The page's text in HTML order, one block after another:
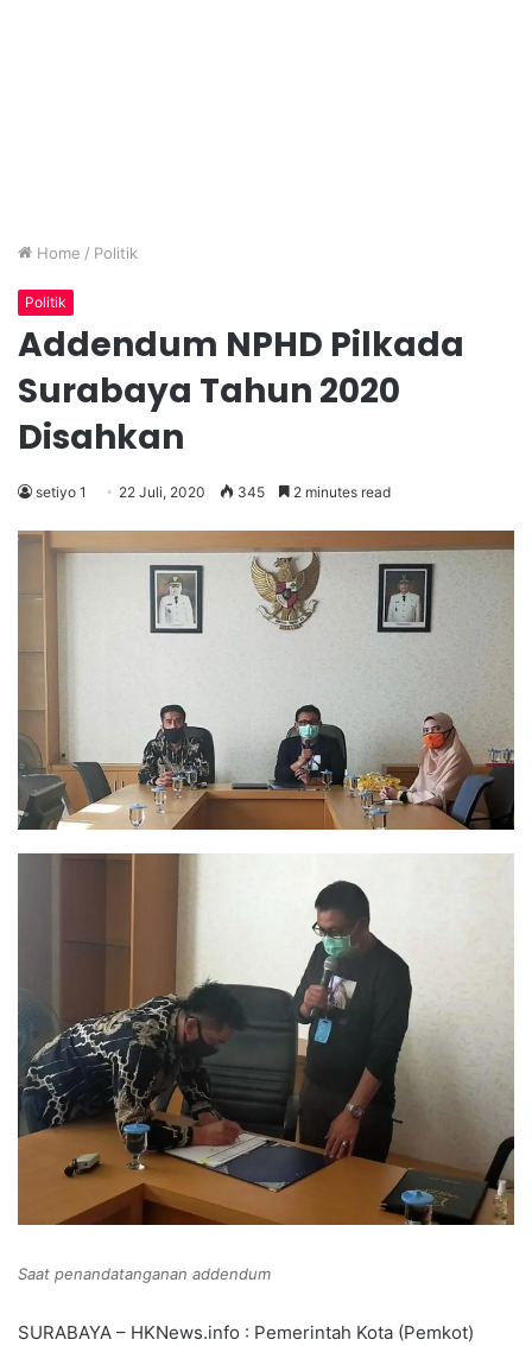
Home / Politik
Politik
Addendum NPHD Pilkada
Surabaya Tahun 2020
Disahkan
setiyo 1 22 Juli, 2020 345 2 minutes read
Saat penandatanganan addendum
SURABAYA – HKNews.info : Pemerintah Kota (Pemkot)